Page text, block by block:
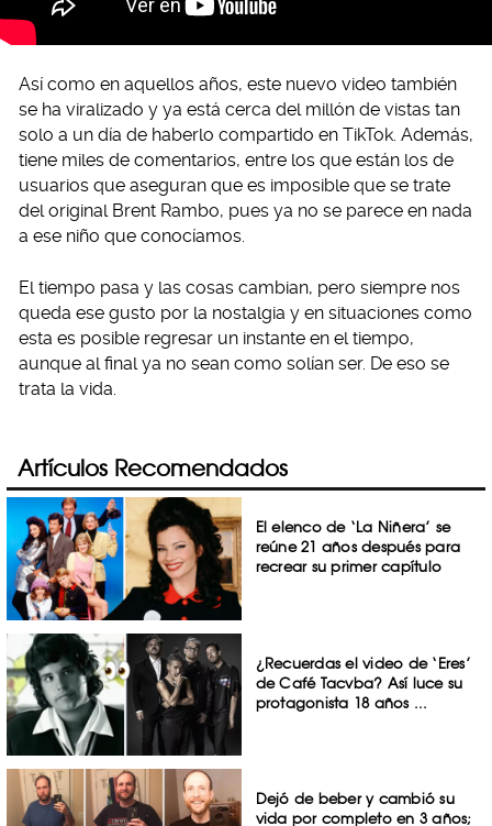
Así como en aquellos años, este nuevo video también
se ha viralizado y ya está cerca del millón de vistas tan
solo a un día de haberlo compartido en TikTok. Además,
tiene miles de comentarios, entre los que están los de
usuarios que aseguran que es imposible que se trate
del original Brent Rambo, pues ya no se parece en nada
a ese niño que conocíamos.
El tiempo pasa y las cosas cambian, pero siempre nos
queda ese gusto por la nostalgia y en situaciones como
esta es posible regresar un instante en el tiempo,
aunque al final ya no sean como solían ser. De eso se
trata la vida.
Artículos Recomendados
El elenco de ‘La Niñera’ se
reúne 21 años después para
recrear su primer capítulo
¿Recuerdas el video de ‘Eres’
de Café Tacvba? Así luce su
protagonista 18 años ...
Dejó de beber y cambió su
vida por completo en 3 años;